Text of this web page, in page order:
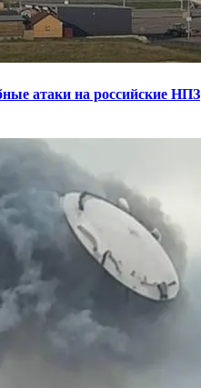
атаки на российские НПЗ